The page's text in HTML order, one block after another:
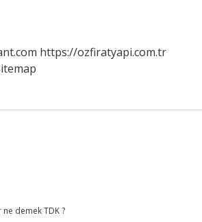
https://ozfiratyapi.com.tr
demek TDK ?